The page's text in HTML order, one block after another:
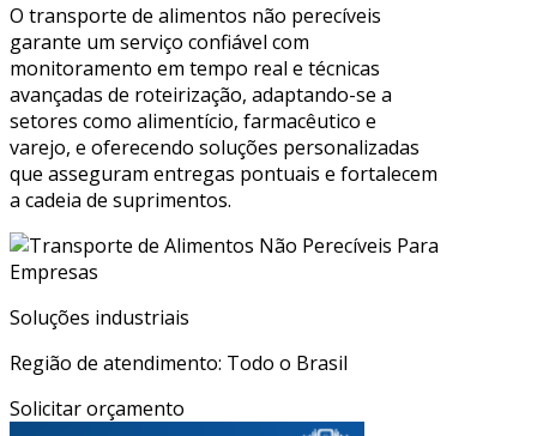
O transporte de alimentos não perecíveis
garante um serviço confiável com
monitoramento em tempo real e técnicas
avançadas de roteirização, adaptando-se a
setores como alimentício, farmacêutico e
varejo, e oferecendo soluções personalizadas
que asseguram entregas pontuais e fortalecem
a cadeia de suprimentos.
Soluções industriais
Região de atendimento: Todo o Brasil
Solicitar orçamento